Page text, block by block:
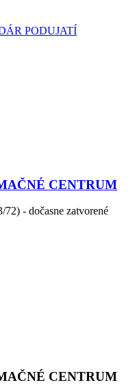
PODUJATÍ
CENTRUM
- dočasne zatvorené
CENTRUM